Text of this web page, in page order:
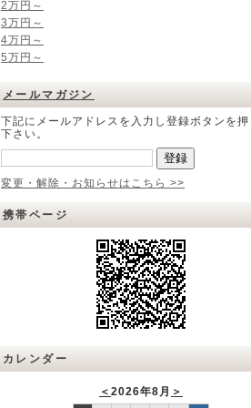
2万円～
3万円～
4万円～
5万円～
メールマガジン
下記にメールアドレスを入力し登録ボタンを
下さい。
変更・解除・お知らせはこちら >>
携帯ページ
カレンダー
＜ 2026年8月 ＞